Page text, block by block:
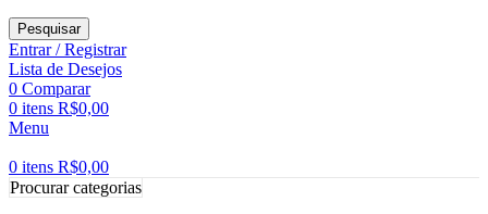
Pesquisar
Entrar / Registrar
Lista de Desejos
0 Comparar
0 itens R$0,00
Menu
0 itens R$0,00
Procurar categorias